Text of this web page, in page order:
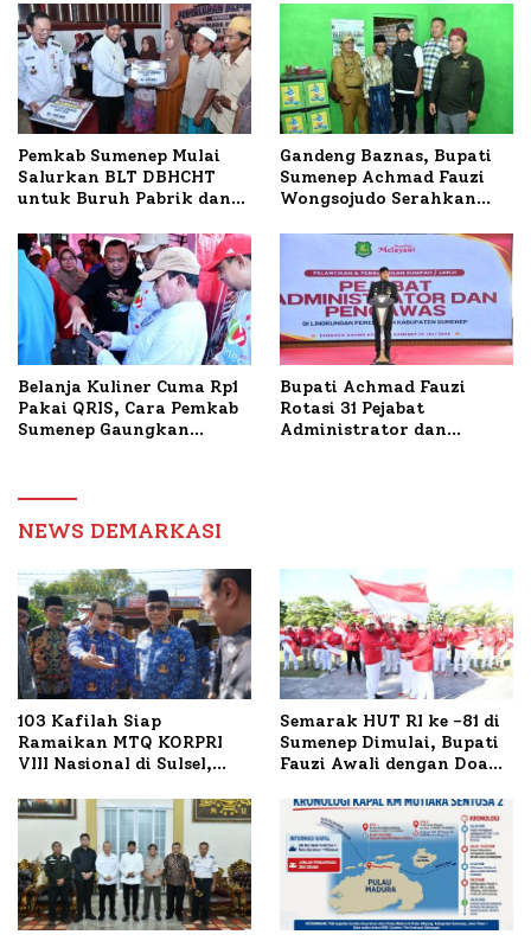
Terbakar
Sumenep Tinjau Langsung
Budidaya Lele dan Ayam
Petelur di Desa Bataal
Timur
Pemkab Sumenep Mulai
Salurkan BLT DBHCHT
untuk Buruh Pabrik dan
Gandeng Baznas, Bupati
Sumenep Achmad Fauzi
Wongsojudo Serahkan
Dua Kecamatan
Belanja Kuliner Cuma Rp1
Pakai QRIS, Cara Pemkab
Sumenep Gaungkan
Bupati Achmad Fauzi
Rotasi 31 Pejabat
Administrator dan
NEWS DEMARKASI
103 Kafilah Siap
Ramaikan MTQ KORPRI
VIII Nasional di Sulsel,
Semarak HUT RI ke -81 di
Sumenep Dimulai, Bupati
Fauzi Awali dengan Doa
Terbakar